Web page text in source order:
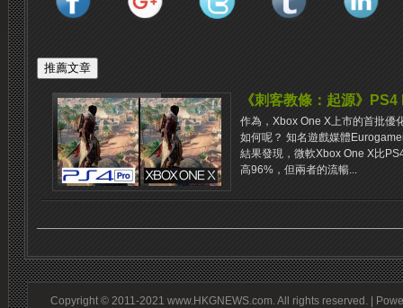
《刺客教條：起源》
作為，Xbox One X上市的首批優
如何呢？ 知名遊戲媒體
結果發現，微軟Xbox One X比
高96%，但兩者的流暢...
Copyright © 2011-2021 www.HKGNEWS.com. All rights reserved. |